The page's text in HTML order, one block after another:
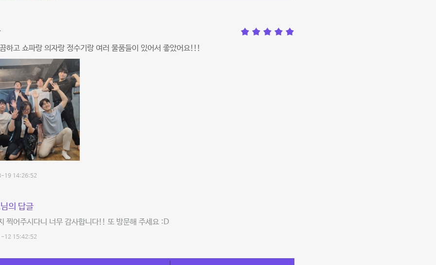
하고 쇼파랑 의자랑 정수기랑 여러 물품들이 있어서 좋았어요!!!
19 14:26:52
의 답글
찍어주시다니 너무 감사합니다!! 또 방문해 주세요 :D
12 15:42:52